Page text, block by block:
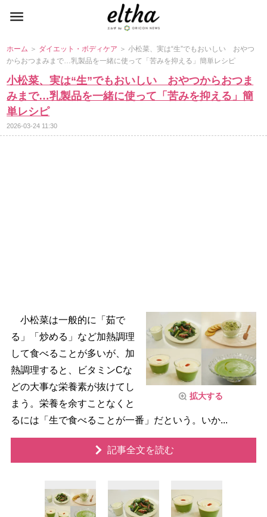
ホーム ＞ ダイエット・ボディケア ＞ 小松菜、実は“生”でもおいしい おやつ
からおつまみまで…乳製品を一緒に使って「苦みを抑える」簡単レシピ
小松菜、実は“生”でもおいしい おやつからおつま
みまで…乳製品を一緒に使って「苦みを抑える」簡
単レシピ
2026-03-24 11:30
拡大する
小松菜は一般的に「茹で
る」「炒める」など加熱調理
して食べることが多いが、加
熱調理すると、ビタミンCな
どの大事な栄養素が抜けてし
まう。栄養を余すことなくと
るには「生で食べることが一番」だという。いか...
記事全文を読む